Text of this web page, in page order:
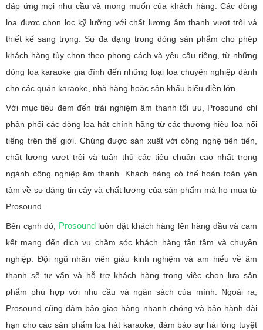
đáp ứng mọi nhu cầu và mong muốn của khách hàng. Các dòng
loa được chọn lọc kỹ lưỡng với chất lượng âm thanh vượt trội và
thiết kế sang trọng. Sự đa dạng trong dòng sản phẩm cho phép
khách hàng tùy chọn theo phong cách và yêu cầu riêng, từ những
dòng loa karaoke gia đình đến những loại loa chuyên nghiệp dành
cho các quán karaoke, nhà hàng hoặc sân khấu biểu diễn lớn.
Với mục tiêu đem đến trải nghiệm âm thanh tối ưu, Prosound chỉ
phân phối các dòng loa hát chính hãng từ các thương hiệu loa nổi
tiếng trên thế giới. Chúng được sản xuất với công nghệ tiên tiến,
chất lượng vượt trội và tuân thủ các tiêu chuẩn cao nhất trong
ngành công nghiệp âm thanh. Khách hàng có thể hoàn toàn yên
tâm về sự đáng tin cậy và chất lượng của sản phẩm mà họ mua từ
Prosound.
Bên cạnh đó, Prosound luôn đặt khách hàng lên hàng đầu và cam
kết mang đến dịch vụ chăm sóc khách hàng tận tâm và chuyên
nghiệp. Đội ngũ nhân viên giàu kinh nghiệm và am hiểu về âm
thanh sẽ tư vấn và hỗ trợ khách hàng trong việc chọn lựa sản
phẩm phù hợp với nhu cầu và ngân sách của mình. Ngoài ra,
Prosound cũng đảm bảo giao hàng nhanh chóng và bảo hành dài
hạn cho các sản phẩm loa hát karaoke, đảm bảo sự hài lòng tuyệt